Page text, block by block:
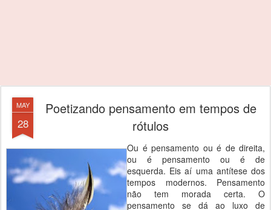
MAY
28
Poetizando pensamento em tempos de
rótulos
Ou é pensamento ou é de direita,
ou é pensamento ou é de
esquerda. Eis aí uma antítese dos
tempos modernos. Pensamento
não tem morada certa. O
pensamento se dá ao luxo de